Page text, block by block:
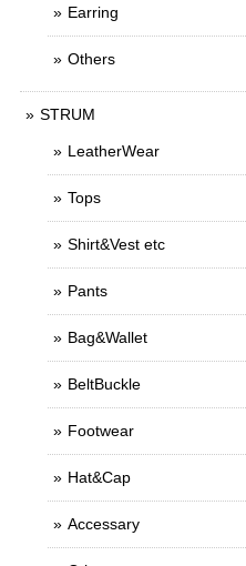
Earring
Others
STRUM
LeatherWear
Tops
Shirt&Vest etc
Pants
Bag&Wallet
BeltBuckle
Footwear
Hat&Cap
Accessary